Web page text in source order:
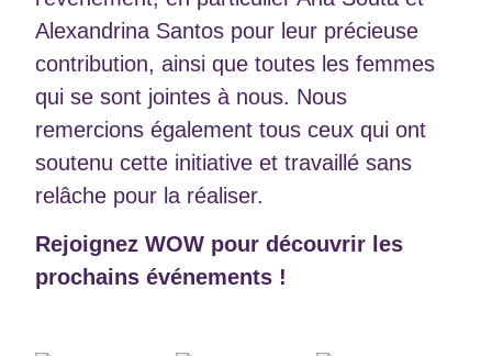
Alexandrina Santos pour leur précieuse
contribution, ainsi que toutes les femmes
qui se sont jointes à nous. Nous
remercions également tous ceux qui ont
soutenu cette initiative et travaillé sans
relâche pour la réaliser.
Rejoignez WOW pour découvrir les
prochains événements !